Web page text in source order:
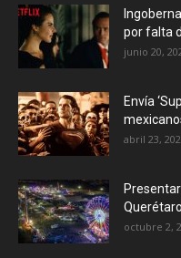
por falta
junio 20,
Envía
abril 23,
octubre 2,